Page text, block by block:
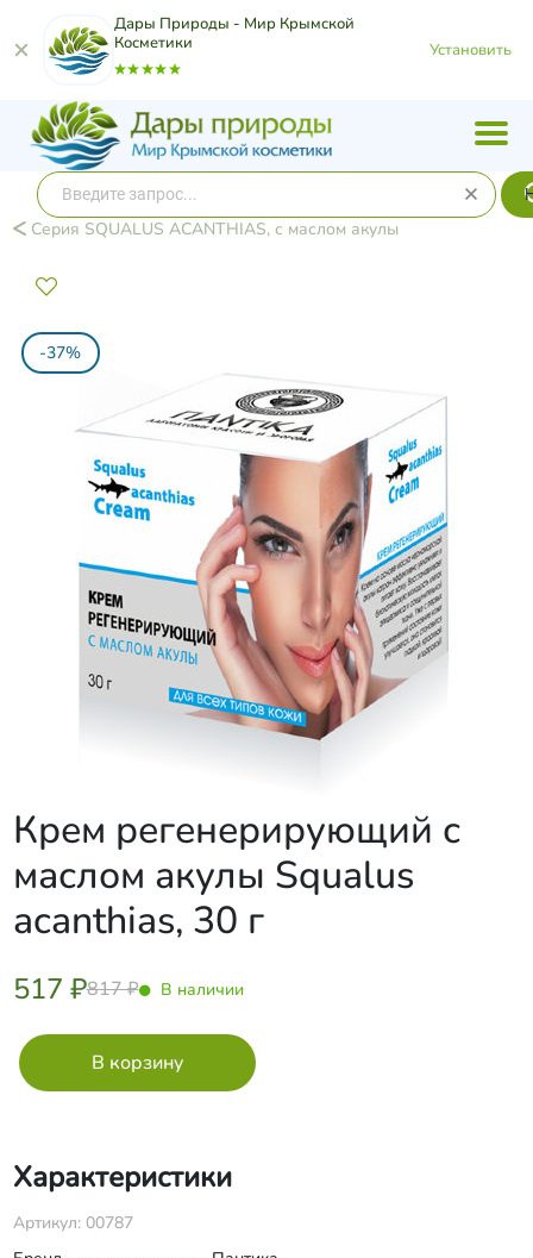
Дары Природы - Мир Крымской
Косметики
Установить
Серия SQUALUS ACANTHIAS, с маслом акулы
-37%
Крем регенерирующий с
маслом акулы Squalus
acanthias, 30 г
517 ₽817 ₽ В наличии
Характеристики
Артикул: 00787